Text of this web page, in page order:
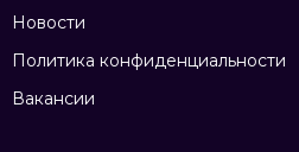
Новости
Политика конфиденциальности
Вакансии